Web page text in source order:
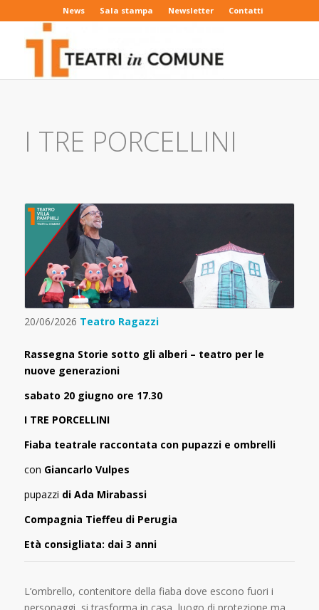
News Sala stampa Newsletter Contatti
I TRE PORCELLINI
20/06/2026 Teatro Ragazzi
Rassegna Storie sotto gli alberi – teatro per le
nuove generazioni
sabato 20 giugno ore 17.30
I TRE PORCELLINI
Fiaba teatrale raccontata con pupazzi e ombrelli
con Giancarlo Vulpes
pupazzi di Ada Mirabassi
Compagnia Tieffeu di Perugia
Età consigliata: dai 3 anni
L’ombrello, contenitore della fiaba dove escono fuori i